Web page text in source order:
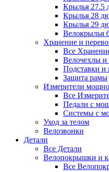
Крылья 27.5
Крылья 28
Крылья 29
Велокрылья
Хранение и
Все
Велочехлы и
Подставки и
Защита рамы
Измерители
Все
Педали с
Системы с
Уход за телом
Велозвонки
Детали
Все Детали
Велопокрышки и
Все